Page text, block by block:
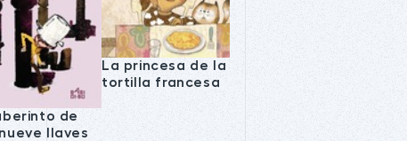
de
llaves
La princesa de la
tortilla francesa